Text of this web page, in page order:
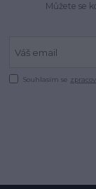
Můžete se
Souhlasím se